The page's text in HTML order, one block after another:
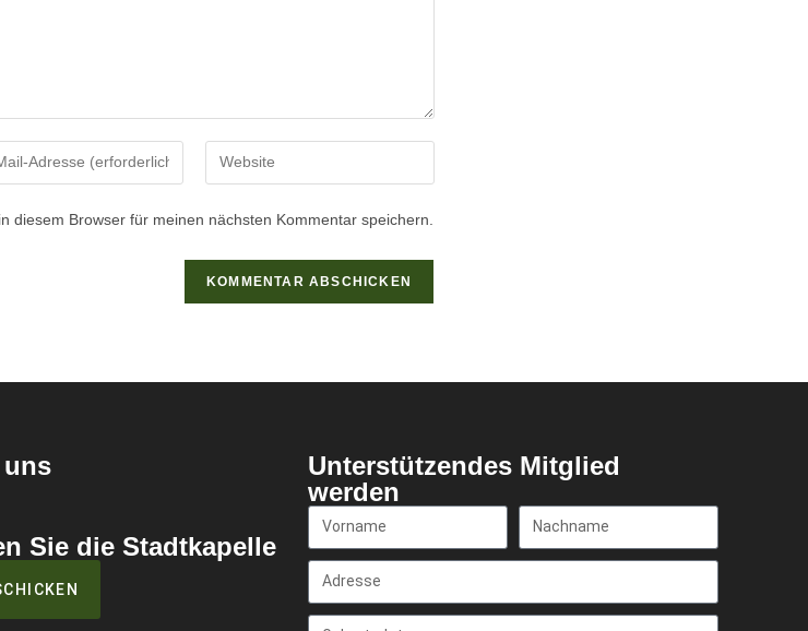
diesem Browser für meinen nächsten Kommentar speichern.
Sie die Stadtkapelle
Unterstützendes Mitglied
werden